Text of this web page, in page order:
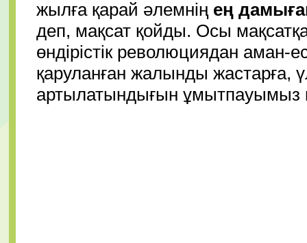
жылға қарай әлемнің ең
деп, мақсат қойды. Осы
өндірістік революциядан аман-
қаруланған жалынды жастарға,
артылатындығын ұмытпауымыз